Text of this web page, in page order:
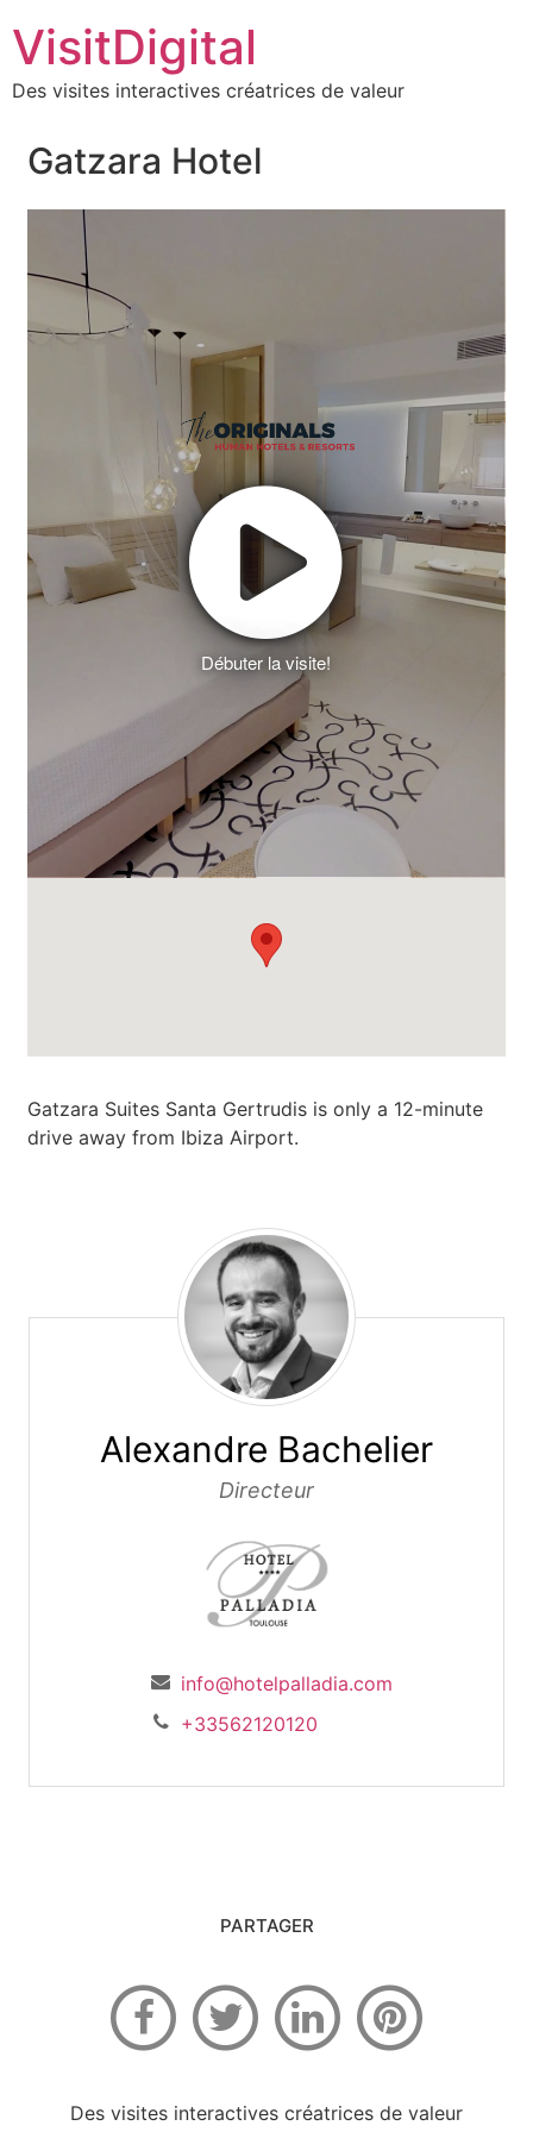
VisitDigital
Des visites interactives créatrices de valeur
Gatzara Hotel
Débuter la visite!
Gatzara Suites Santa Gertrudis is only a 12-minute
drive away from Ibiza Airport.
Alexandre Bachelier
Alexandre Bachelier
Directeur
info@hotelpalladia.com
+33562120120
PARTAGER
Des visites interactives créatrices de valeur